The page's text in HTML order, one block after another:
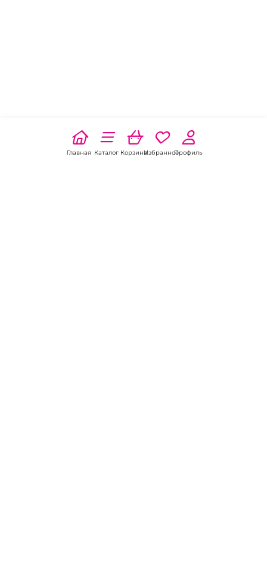
Главная Каталог КорзинаИзбранноеПрофиль